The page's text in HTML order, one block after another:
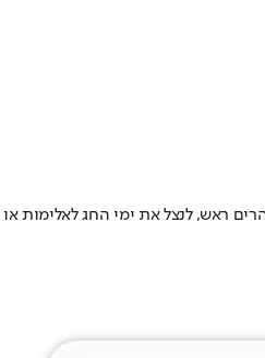
ראש, לנצל את ימי החג לאלימות או